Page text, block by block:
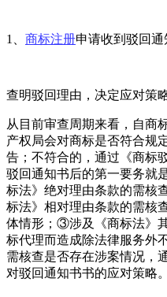
1、 商标注册申请收到驳回通
查明驳回理由，决定应对策略
从目前审查周期来看，自商
产权局会对商标是否符合规
告；不符合的，通过《商标
驳回通知书后的第一要务就
标法》绝对理由条款的需核
标法》相对理由条款的需核
体情形；③涉及《商标法》
标代理而造成除法律服务外
需核查是否存在涉案情况，
对驳回通知书书的应对策略。